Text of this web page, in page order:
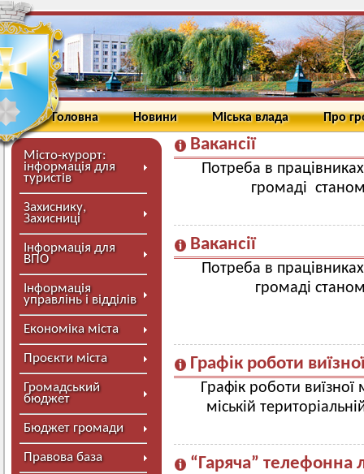
Головна Новини Міська влада Про
Місто-курорт:
інформація для
туристів
Захиснику,
Захисниці
Інформація для
ВПО
Інформація
управлінь і відділів
Економіка міста
Проєкти міста
Громадський
бюджет
Бюджет громади
Правова база
Вакансії
Потреба в
громаді
Вакансії
Потреба в
громаді
Графік роботи
Графік роботи
міській
“Гаряча” телефонна